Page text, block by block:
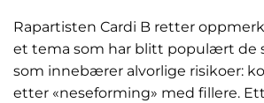
Rapartisten Cardi B retter
et tema som har blitt populært de
som innebærer alvorlige risikoer:
etter «neseforming» med fillere.